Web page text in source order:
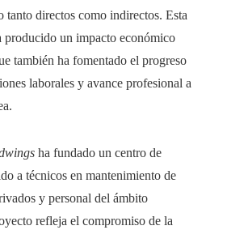
tanto directos como indirectos. Esta
producido un impacto económico
también ha fomentado el progreso
laborales y avance profesional a
ha fundado un centro de
a técnicos en mantenimiento de
y personal del ámbito
refleja el compromiso de la